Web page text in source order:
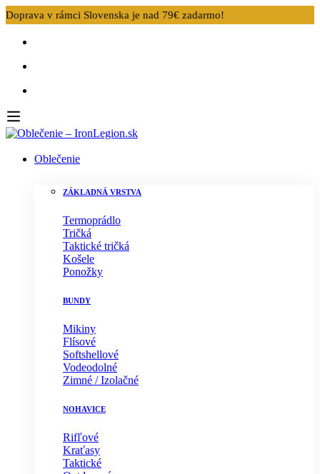
Doprava v rámci Slovenska je nad 79€ zadarmo!
Oblečenie
ZÁKLADNÁ VRSTVA
Termoprádlo
Tričká
Taktické tričká
Košele
Ponožky
BUNDY
Mikiny
Flísové
Softshellové
Vodeodolné
Zimné / Izolačné
NOHAVICE
Rifľové
Kraťasy
Taktické